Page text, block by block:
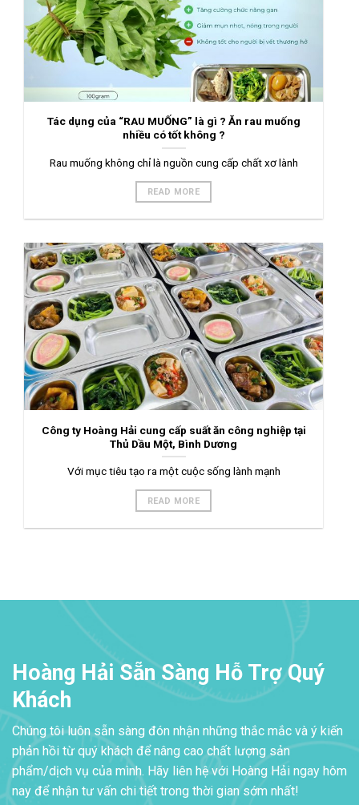
Tác dụng của “RAU MUỐNG” là gì ? Ăn rau muống
nhiều có tốt không ?
Rau muống không chỉ là nguồn cung cấp chất xơ lành
READ MORE
Công ty Hoàng Hải cung cấp suất ăn công nghiệp tại
Thủ Dầu Một, Bình Dương
Với mục tiêu tạo ra một cuộc sống lành mạnh
READ MORE
Hoàng Hải Sẵn Sàng Hỗ Trợ Quý
Khách
Chúng tôi luôn sẵn sàng đón nhận những thắc mắc và ý kiến
phản hồi từ quý khách để nâng cao chất lượng sản
phẩm/dịch vụ của mình. Hãy liên hệ với Hoàng Hải ngay hôm
nay để nhận tư vấn chi tiết trong thời gian sớm nhất!